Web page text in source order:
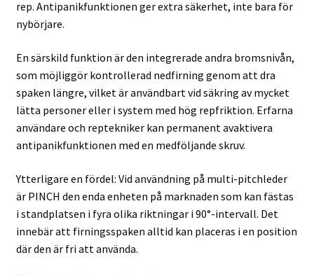
rep. Antipanikfunktionen ger extra säkerhet, inte bara för
nybörjare.
En särskild funktion är den integrerade andra bromsnivån,
som möjliggör kontrollerad nedfirning genom att dra
spaken längre, vilket är användbart vid säkring av mycket
lätta personer eller i system med hög repfriktion. Erfarna
användare och reptekniker kan permanent avaktivera
antipanikfunktionen med en medföljande skruv.
Ytterligare en fördel: Vid användning på multi-pitchleder
är PINCH den enda enheten på marknaden som kan fästas
i standplatsen i fyra olika riktningar i 90°-intervall. Det
innebär att firningsspaken alltid kan placeras i en position
där den är fri att använda.